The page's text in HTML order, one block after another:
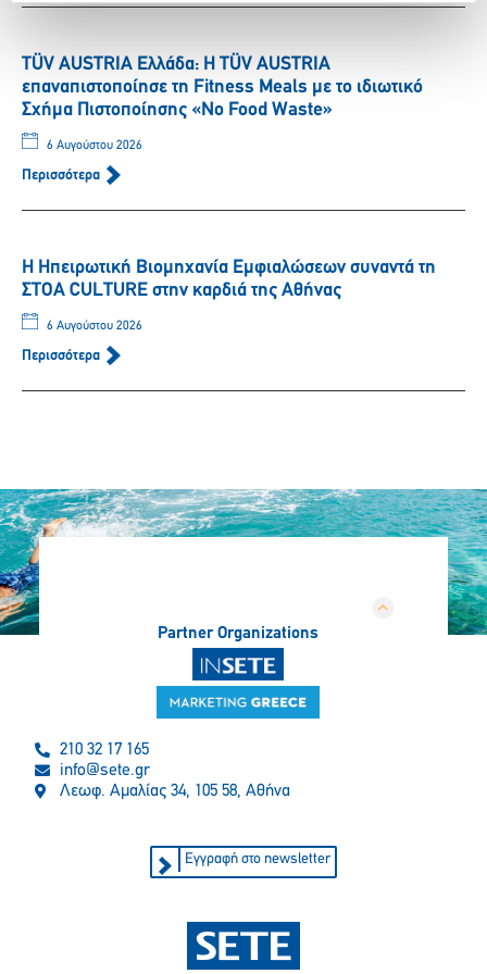
TÜV AUSTRIA Ελλάδα: Η TÜV AUSTRIA
επαναπιστοποίησε τη Fitness Meals με το ιδιωτικό
Σχήμα Πιστοποίησης «No Food Waste»
6 Αυγούστου 2026
Περισσότερα
Η Ηπειρωτική Βιομηχανία Εμφιαλώσεων συναντά τη
ΣΤΟΑ CULTURE στην καρδιά της Αθήνας
6 Αυγούστου 2026
Περισσότερα
Partner Organizations
210 32 17 165
info@sete.gr
Λεωφ. Αμαλίας 34, 105 58, Αθήνα
Εγγραφή στο newsletter